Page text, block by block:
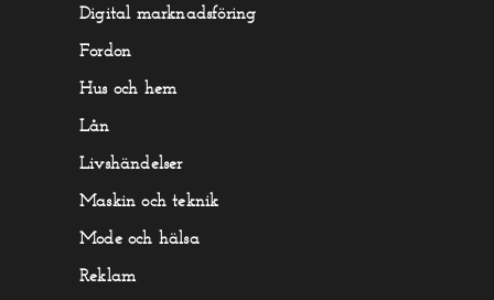
Digital marknadsföring
Fordon
Hus och hem
Lån
Livshändelser
Maskin och teknik
Mode och hälsa
Reklam